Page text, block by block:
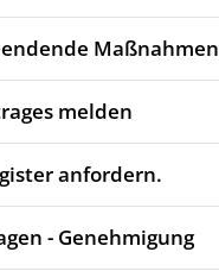
Maßnahmen
melden
anfordern.
- Genehmigung